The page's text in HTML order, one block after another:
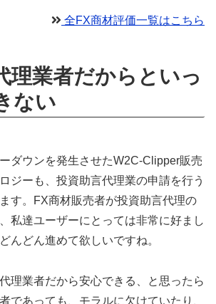
全FX商材評価一覧はこちら
理業者だからといっ
ない
ダウンを発生させたW2C-Clipper販売
ジーも、投資助言代理業の申請を行う
す。FX商材販売者が投資助言代理の
私達ユーザーにとっては非常に好まし
んどん進めて欲しいですね。
理業者だから安心できる、と思ったら
であっても、モラルに欠けていたり、